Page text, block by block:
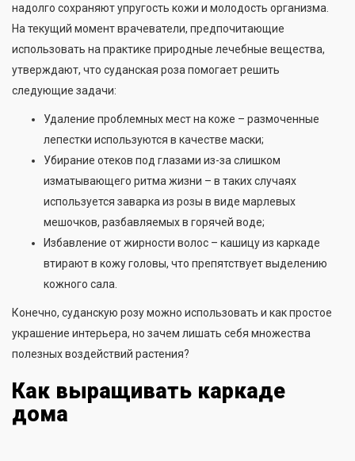
надолго сохраняют упругость кожи и молодость организма.
На текущий момент врачеватели, предпочитающие
использовать на практике природные лечебные вещества,
утверждают, что суданская роза помогает решить
следующие задачи:
Удаление проблемных мест на коже – размоченные
лепестки используются в качестве маски;
Убирание отеков под глазами из-за слишком
изматывающего ритма жизни – в таких случаях
используется заварка из розы в виде марлевых
мешочков, разбавляемых в горячей воде;
Избавление от жирности волос – кашицу из каркаде
втирают в кожу головы, что препятствует выделению
кожного сала.
Конечно, суданскую розу можно использовать и как простое
украшение интерьера, но зачем лишать себя множества
полезных воздействий растения?
Как выращивать каркаде
дома